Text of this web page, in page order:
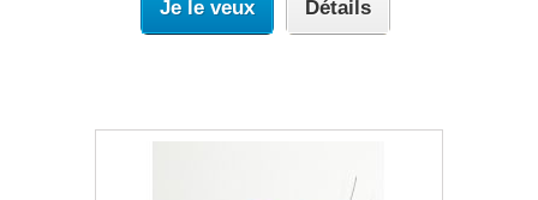
Je le veux Détails